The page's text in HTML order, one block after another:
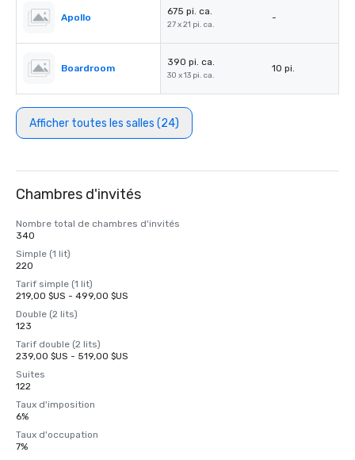
Apollo
675 pi. ca.
27 x 21 pi. ca.
-
Boardroom
390 pi. ca.
30 x 13 pi. ca.
10 pi.
Afficher toutes les salles (24)
Chambres d'invités
Nombre total de chambres d'invités
340
Simple (1 lit)
220
Tarif simple (1 lit)
219,00 $US - 499,00 $US
Double (2 lits)
123
Tarif double (2 lits)
239,00 $US - 519,00 $US
Suites
122
Taux d'imposition
6%
Taux d'occupation
7%